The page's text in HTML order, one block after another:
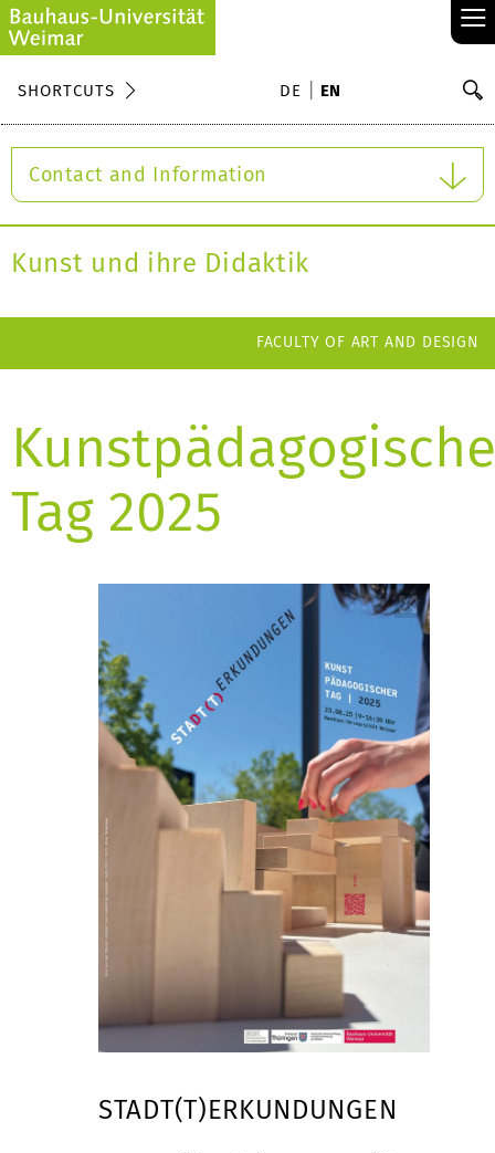
≡
SHORTCUTS DE EN
Contact and Information
Kunst und ihre Didaktik
FACULTY OF ART AND DESIGN
Tag 2025
STADT(T)ERKUNDUNGEN